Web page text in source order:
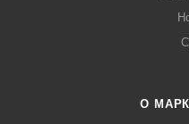
О